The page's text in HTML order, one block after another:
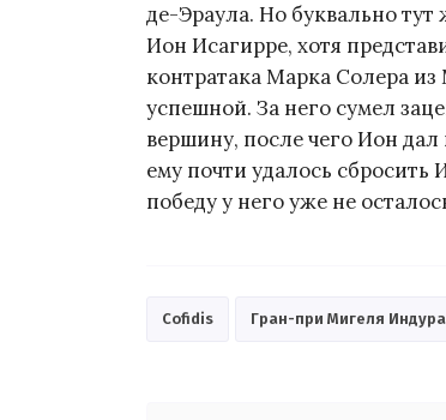
де-Эраула. Но буквально
Ион Исагирре, хотя
контратака Марка Солера
успешной. За него сумел
вершину, после чего Ион
ему почти удалось
победу у него уже не
Cofidis Гран-при Мигеля